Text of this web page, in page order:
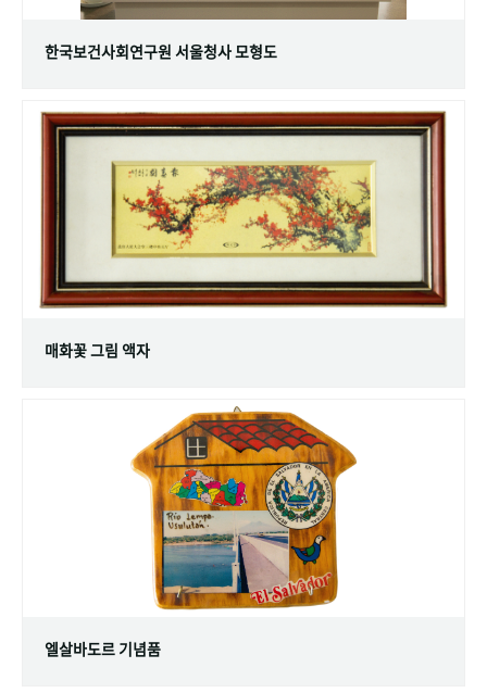
한국보건사회연구원 서울청사 모형도
매화꽃 그림 액자
엘살바도르 기념품